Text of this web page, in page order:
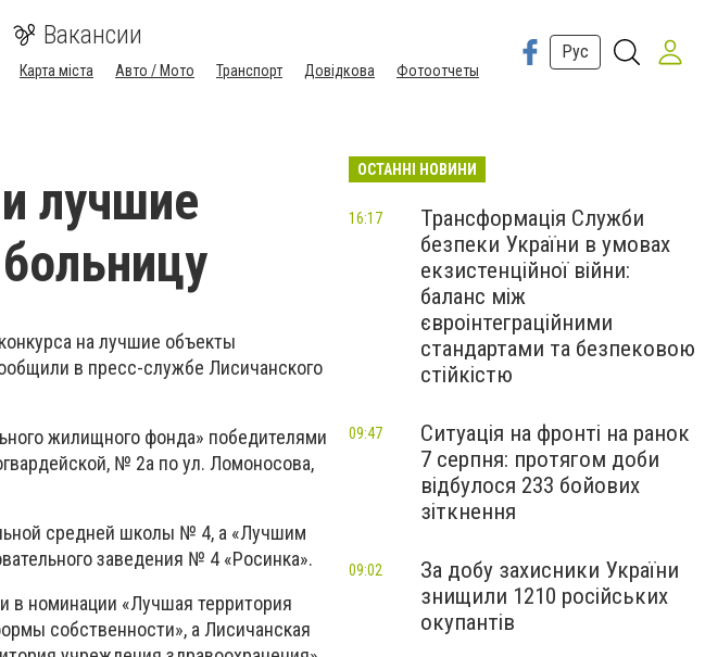
Вакансии
Карта міста Авто / Мото Транспорт Довідкова Фотоотчеты
Рус
лучшие
на лучшие объекты
в пресс-службе Лисичанского
жилищного фонда» победителями
№ 2а по ул. Ломоносова,
средней школы № 4, а «Лучшим
заведения № 4 «Росинка».
в номинации «Лучшая территория
собственности», а Лисичанская
ОСТАННІ НОВИНИ
Трансформація Служби
безпеки України в умовах
екзистенційної війни:
баланс між
євроінтеграційними
стандартами та безпековою
стійкістю
16:17
Ситуація на фронті на ранок
7 серпня: протягом доби
відбулося 233 бойових
зіткнення
09:47
За добу захисники України
знищили 1210 російських
окупантів
09:02